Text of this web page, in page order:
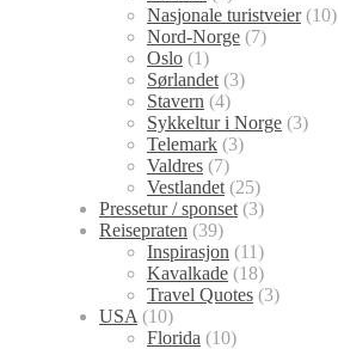
Nasjonale turistveier(10)
Nord-Norge (7)
Oslo (1)
Sørlandet (3)
Stavern (4)
Sykkeltur i Norge (3)
Telemark (3)
Valdres (7)
Vestlandet (25)
Pressetur / sponset (3)
Reisepraten (39)
Inspirasjon (11)
Kavalkade (18)
Travel Quotes (3)
USA (10)
Florida (10)